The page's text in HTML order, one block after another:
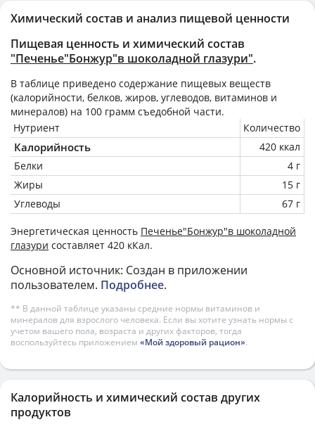
Химический состав и анализ пищевой ценности
Пищевая ценность и химический состав
"Печенье"Бонжур"в шоколадной глазури".
В таблице приведено содержание пищевых веществ
(калорийности, белков, жиров, углеводов, витаминов и
минералов) на 100 грамм съедобной части.
Нутриент
Количество
Калорийность
420 ккал
Белки
4 г
Жиры
15 г
Углеводы
67 г
Энергетическая ценность Печенье"Бонжур"в шоколадной
глазури составляет 420 кКал.
Основной источник: Создан в приложении
пользователем. Подробнее.
** В данной таблице указаны средние нормы витаминов и
минералов для взрослого человека. Если вы хотите узнать нормы с
учетом вашего пола, возраста и других факторов, тогда
воспользуйтесь приложением «Мой здоровый рацион».
Калорийность и химический состав других
продуктов